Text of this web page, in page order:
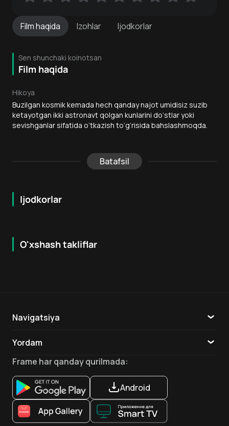
Filmhaqida Izohlar Ijodkorlar
Sen shunchaki koinotsan
Film haqida
Hikoya
Buzilgan kosmik kemada hech qanday najot umidisiz suzib
ketayotgan ikki astronavt qolgan kunlarini do‘stlar yoki
sevishganlar sifatida o‘tkazish to‘g‘risida bahslashmoqda.
Batafsil
Ijodkorlar
O'xshash takliflar
18 + 6.0
Navigatsiya
Yordam
Aloqa
Ilovalar
Frame har qanday qurilmada:
Android